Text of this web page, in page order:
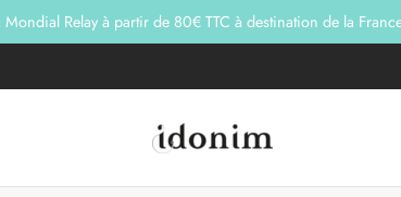
Relay à partir de 80€ TTC à destination de la